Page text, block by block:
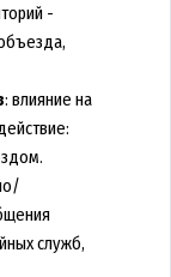
-
: влияние на
служб,